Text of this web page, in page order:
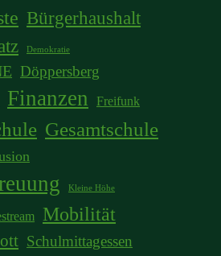
Bürgerhaushalt
Demokratie
Döppersberg
Finanzen Freifunk
Gesamtschule
Kleine Höhe
Mobilität
Schulmittagessen